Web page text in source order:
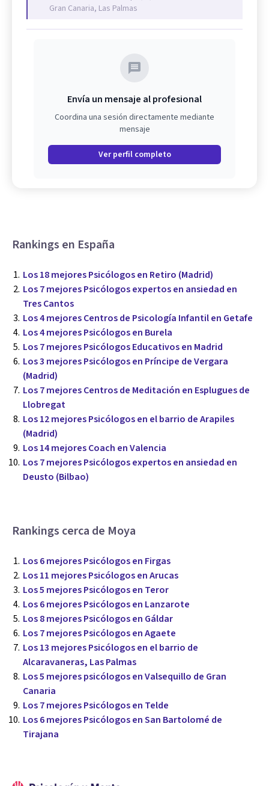
Gran Canaria, Las Palmas
Envía un mensaje al profesional
Coordina una sesión directamente mediante
mensaje
Ver perfil completo
Rankings en España
Los 18 mejores Psicólogos en Retiro (Madrid)
Los 7 mejores Psicólogos expertos en ansiedad en
Tres Cantos
Los 4 mejores Centros de Psicología Infantil en Getafe
Los 4 mejores Psicólogos en Burela
Los 7 mejores Psicólogos Educativos en Madrid
Los 3 mejores Psicólogos en Príncipe de Vergara
(Madrid)
Los 7 mejores Centros de Meditación en Esplugues de
Llobregat
Los 12 mejores Psicólogos en el barrio de Arapiles
(Madrid)
Los 14 mejores Coach en Valencia
Los 7 mejores Psicólogos expertos en ansiedad en
Deusto (Bilbao)
Rankings cerca de Moya
Los 6 mejores Psicólogos en Firgas
Los 11 mejores Psicólogos en Arucas
Los 5 mejores Psicólogos en Teror
Los 6 mejores Psicólogos en Lanzarote
Los 8 mejores Psicólogos en Gáldar
Los 7 mejores Psicólogos en Agaete
Los 13 mejores Psicólogos en el barrio de
Alcaravaneras, Las Palmas
Los 5 mejores psicólogos en Valsequillo de Gran
Canaria
Los 7 mejores Psicólogos en Telde
Los 6 mejores Psicólogos en San Bartolomé de
Tirajana